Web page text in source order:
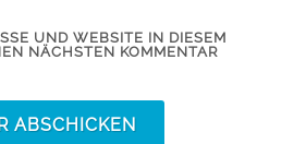
UND WEBSITE IN DIESEM
NÄCHSTEN KOMMENTAR